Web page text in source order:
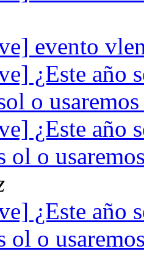
evento
¿Este año
o
¿Este año
ol o
¿Este año
ol o